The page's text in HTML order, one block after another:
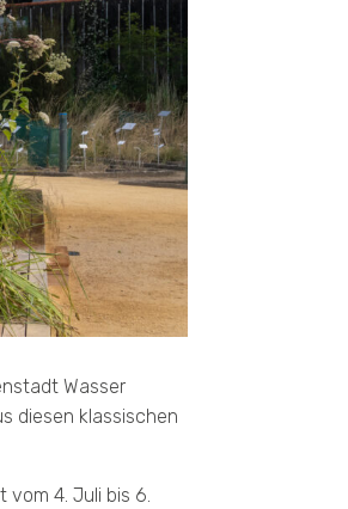
Wasser
diesen klassischen
vom 4. Juli bis 6.